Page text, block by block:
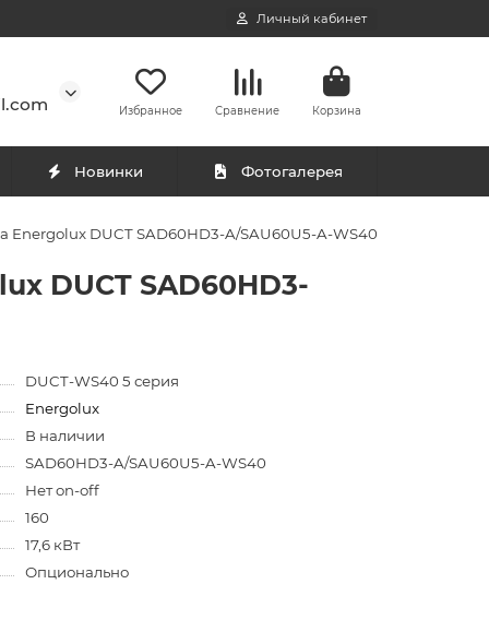
Личный кабинет
Избранное Сравнение Корзина
Новинки Фотогалерея
Energolux DUCT SAD60HD3-A/SAU60U5-A-WS40
DUCT SAD60HD3-
DUCT-WS40 5 серия
Energolux
В наличии
SAD60HD3-A/SAU60U5-A-WS40
Нет on-off
160
17,6 кВт
Опционально